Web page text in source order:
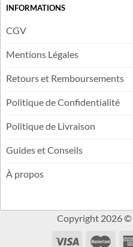
INFORMATIONS
CGV
Mentions Légales
Retours et Remboursements
Politique de Confidentialité
Politique de Livraison
Guides et Conseils
À propos
Copyright 2026 ©